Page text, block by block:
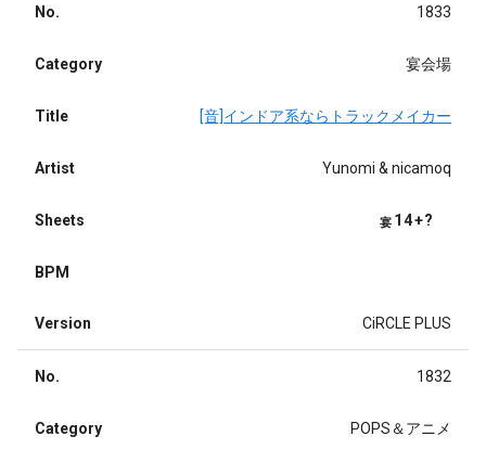
No. 1833
Category 宴会場
Title [音]インドア系ならトラックメイカー
Artist Yunomi & nicamoq
Sheets 宴 14+?
BPM
Version CiRCLE PLUS
No. 1832
Category POPS＆アニメ